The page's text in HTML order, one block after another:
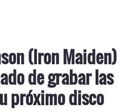
(Iron Maiden)
de grabar las
próximo disco